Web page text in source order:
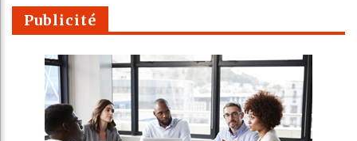
Publicité